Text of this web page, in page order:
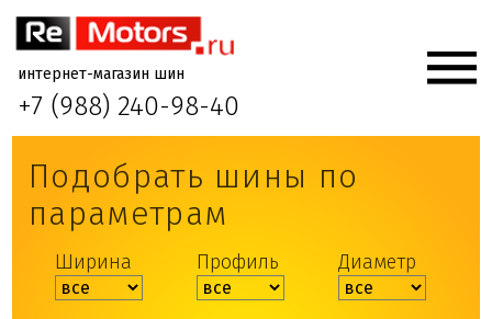
интернет-магазин шин
+7 (988) 240-98-40
Подобрать шины по
параметрам
Ширина Профиль Диаметр